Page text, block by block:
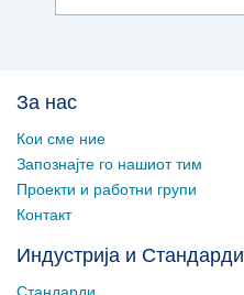
За нас
Кои сме ние
Запознајте го нашиот тим
Проекти и работни групи
Контакт
Индустрија и Стандарди
Стандарди